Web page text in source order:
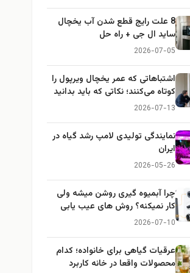
8 علت رایج قطع شدن آب یخچال
ساید ال جی + راه حل
2026-07-05
اشتباهاتی که عمر یخچال ویرپول را
کوتاه می‌کنند؛ نکاتی که باید بدانید
2026-07-13
نمایندگی تولیدی لامپ رشد گیاه در
ایران
2026-05-26
چرا آبمیوه گیری روشن میشه ولی
کار نمیکنه؟ روش های عیب یابی
2026-07-10
عرقیات گیاهی برای خانواده؛ کدام
محصولات واقعا در خانه کاربرد